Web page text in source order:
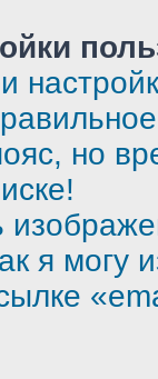
но
я могу